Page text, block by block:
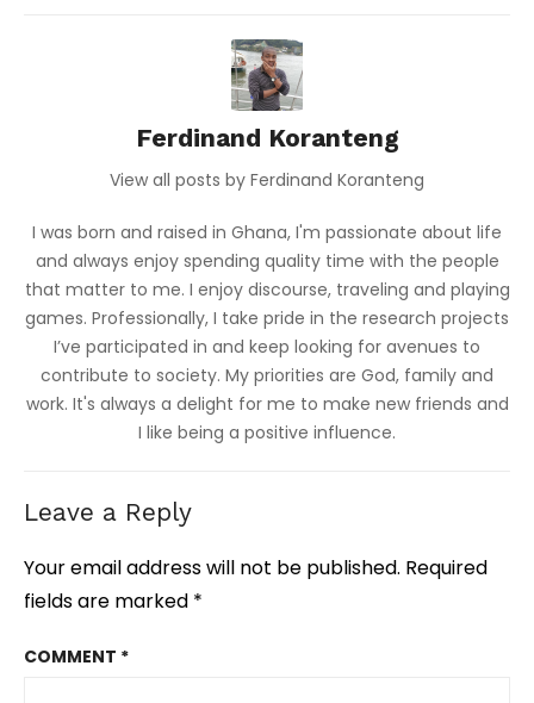
Ferdinand Koranteng
View all posts by Ferdinand Koranteng
I was born and raised in Ghana, I'm passionate about life
and always enjoy spending quality time with the people
that matter to me. I enjoy discourse, traveling and playing
games. Professionally, I take pride in the research projects
I’ve participated in and keep looking for avenues to
contribute to society. My priorities are God, family and
work. It's always a delight for me to make new friends and
I like being a positive influence.
Leave a Reply
Your email address will not be published. Required
fields are marked *
COMMENT *